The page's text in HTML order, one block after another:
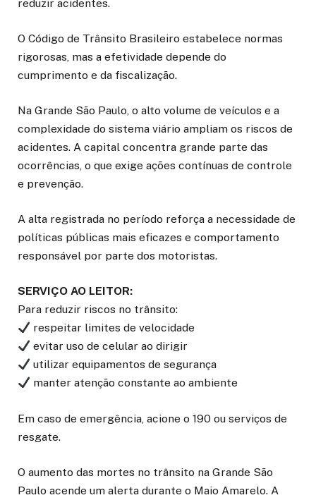
reduzir acidentes.
O Código de Trânsito Brasileiro estabelece normas
rigorosas, mas a efetividade depende do
cumprimento e da fiscalização.
Na Grande São Paulo, o alto volume de veículos e a
complexidade do sistema viário ampliam os riscos de
acidentes. A capital concentra grande parte das
ocorrências, o que exige ações contínuas de controle
e prevenção.
A alta registrada no período reforça a necessidade de
políticas públicas mais eficazes e comportamento
responsável por parte dos motoristas.
SERVIÇO AO LEITOR:
Para reduzir riscos no trânsito:
respeitar limites de velocidade
evitar uso de celular ao dirigir
utilizar equipamentos de segurança
manter atenção constante ao ambiente
Em caso de emergência, acione o 190 ou serviços de
resgate.
O aumento das mortes no trânsito na Grande São
Paulo acende um alerta durante o Maio Amarelo. A